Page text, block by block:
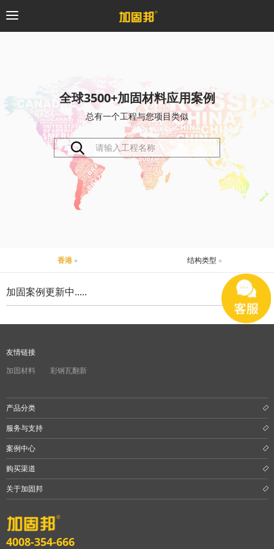
粘钢加固系统
预应力系统
桥梁支座系统
水泥基系统
新能源系统
全球3500+加固材料应用案例
总有一个工程与您项目类似
香港 结构类型
加固案例更新中.....
友情链接
加固材料
彩钢瓦翻新
产品分类
服务与支持
案例中心
购买渠道
关于加固邦
4008-354-666